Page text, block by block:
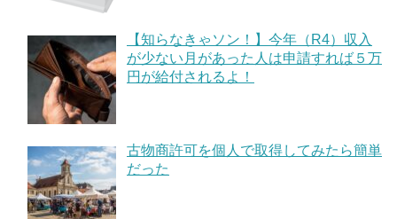
【知らなきゃソン！】今年（R4）収入
が少ない月があった人は申請すれば５万
円が給付されるよ！
古物商許可を個人で取得してみたら簡単
だった